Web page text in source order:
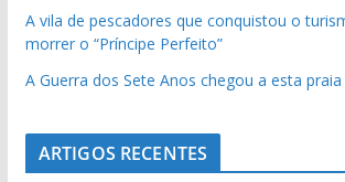
A vila de pescadores que conquistou o
morrer o “Príncipe Perfeito”
A Guerra dos Sete Anos chegou a esta praia
ARTIGOS RECENTES